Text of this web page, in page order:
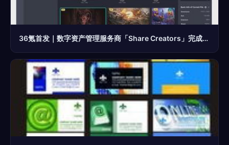
36氪首发｜数字资产管理服务商「Share Creators」完成500万美元融资，以工具化手段帮助企业从数字资产管理中解放